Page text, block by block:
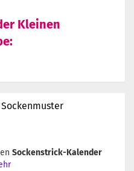
Kleinen
Sockenstrick-Kalender